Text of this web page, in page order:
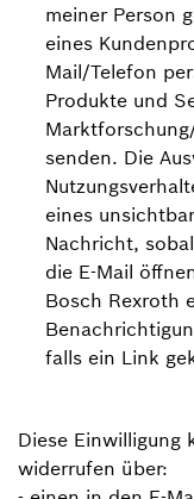
meiner Person
eines
Mail/Telefon
Produkte und
senden. Die
eines
Nachricht,
die E-Mail
Bosch Rexroth
falls ein Link
Diese Einwilligung
widerrufen über: